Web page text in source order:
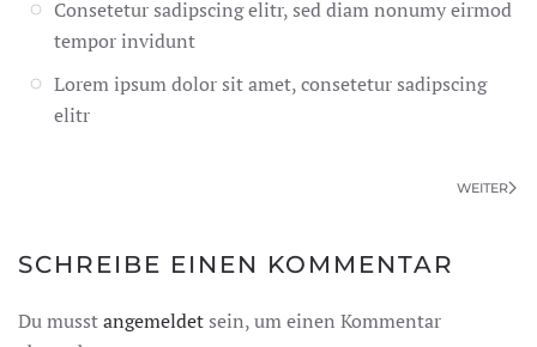
Consetetur sadipscing elitr, sed diam nonumy eirmod
tempor invidunt
Lorem ipsum dolor sit amet, consetetur sadipscing
elitr
WEITER
SCHREIBE EINEN KOMMENTAR
Du musstangemeldet sein, um einen Kommentar